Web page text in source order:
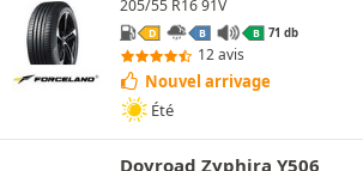
205/55 R16 91V
D B B 71 db
12 avis
Nouvel arrivage
Été
Dovroad Zyphira Y506